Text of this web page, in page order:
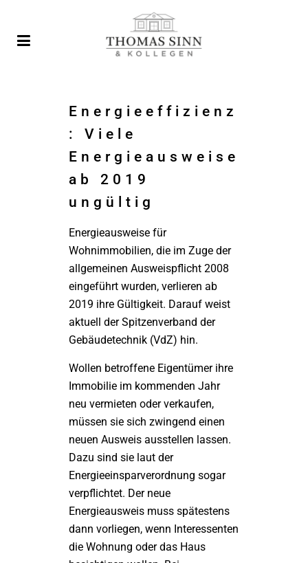
Energieeffizienz
: Viele
Energieausweise
ab 2019
ungültig
Energieausweise für
Wohnimmobilien, die im Zuge der
allgemeinen Ausweispflicht 2008
eingeführt wurden, verlieren ab
2019 ihre Gültigkeit. Darauf weist
aktuell der Spitzenverband der
Gebäudetechnik (VdZ) hin.
Wollen betroffene Eigentümer ihre
Immobilie im kommenden Jahr
neu vermieten oder verkaufen,
müssen sie sich zwingend einen
neuen Ausweis ausstellen lassen.
Dazu sind sie laut der
Energieeinsparverordnung sogar
verpflichtet. Der neue
Energieausweis muss spätestens
dann vorliegen, wenn Interessenten
die Wohnung oder das Haus